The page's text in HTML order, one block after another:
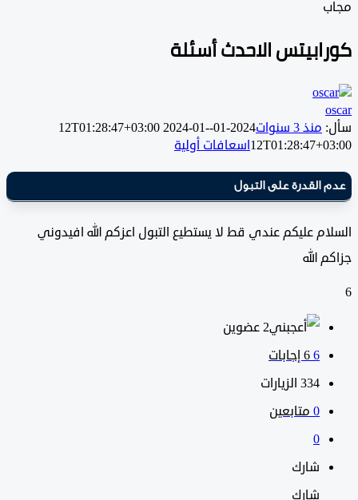
الاحدث أسئلة
منذ 3 سنوات 2024-01-12T01:28:47+03:00
2024-01-
اسعافات أولية
القدرة على التبول
عليكم عندي قط لا يستطيع التبول اعزكم الله افيدوني
الله
‫2 عضوين
334 الزيارات
متابعين
شارك